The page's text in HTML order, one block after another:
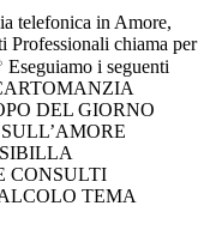
telefonica in Amore,
chiama per
i seguenti
DEL GIORNO
CONSULTI
TEMA